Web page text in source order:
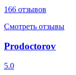
166 отзывов
Смотреть отзывы
Prodoctorov
5.0